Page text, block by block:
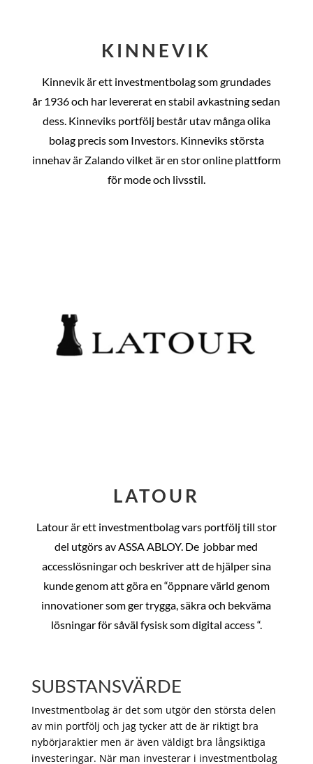
KINNEVIK
Kinnevik är ett investmentbolag som grundades
år 1936 och har levererat en stabil avkastning sedan
dess. Kinneviks portfölj består utav många olika
bolag precis som Investors. Kinneviks största
innehav är Zalando vilket är en stor online plattform
för mode och livsstil.
LATOUR
Latour är ett investmentbolag vars portfölj till stor
del utgörs av ASSA ABLOY. De jobbar med
accesslösningar och beskriver att de hjälper sina
kunde genom att göra en “öppnare värld genom
innovationer som ger trygga, säkra och bekväma
lösningar för såväl fysisk som digital access “.
SUBSTANSVÄRDE
Investmentbolag är det som utgör den största delen
av min portfölj och jag tycker att de är riktigt bra
nybörjaraktier men är även väldigt bra långsiktiga
investeringar. När man investerar i investmentbolag